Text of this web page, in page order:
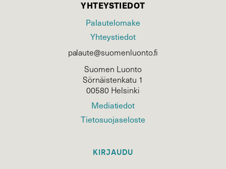
YHTEYSTIEDOT
Palautelomake
Yhteystiedot
palaute@suomenluonto.fi
Suomen Luonto
Sörnäistenkatu 1
00580 Helsinki
Mediatiedot
Tietosuojaseloste
KIRJAUDU